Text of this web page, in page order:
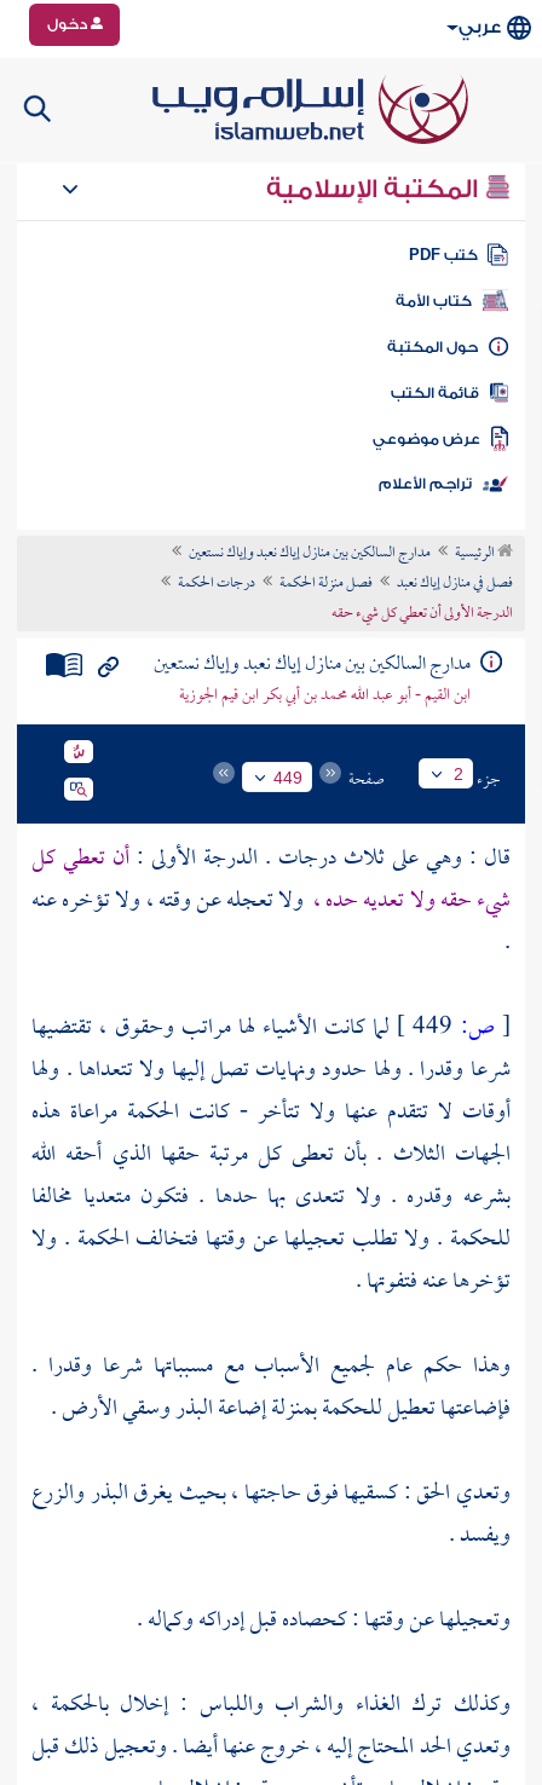
عربي دخول
المكتبة الإسلامية
كتب PDF
كتاب الأمة
المكتبة
الكتب
موضوعي
تراجم الأعلام
الرئيسية
مدارج السالكين بين منازل إياك نعبد وإياك نستعين
فصل في منازل إياك نعبد
فصل منزلة الحكمة
درجات الحكمة
الدرجة الأولى أن تعطي كل شيء حقه
مدارج السالكين بين منازل إياك نعبد وإياك نستعين
ابن القيم - أبو عبد الله محمد بن أبي بكر ابن قيم الجوزية
جزء 2 صفحة 449
قال : وهي على ثلاث درجات . الدرجة الأولى :أن تعطي كل
شيء حقه ولا تعديه حده ، ولا تعجله عن وقته ، ولا تؤخره عنه
.
[ص:
لما كانت الأشياء لها مراتب وحقوق ، تقتضيها
شرعا وقدرا . ولها حدود ونهايات تصل إليها ولا تتعداها . ولها
أوقات لا تتقدم عنها ولا تتأخر - كانت الحكمة مراعاة هذه
الجهات الثلاث . بأن تعطى كل مرتبة حقها الذي أحقه الله
بشرعه وقدره . ولا تتعدى بها حدها . فتكون متعديا مخالفا
للحكمة . ولا تطلب تعجيلها عن وقتها فتخالف الحكمة . ولا
تؤخرها عنه فتفوتها .
وهذا حكم عام لجميع الأسباب مع مسبباتها شرعا وقدرا .
فإضاعتها تعطيل للحكمة بمنزلة إضاعة البذر وسقي الأرض .
وتعدي الحق : كسقيها فوق حاجتها ، بحيث يغرق البذر والزرع
ويفسد .
وتعجيلها عن وقتها : كحصاده قبل إدراكه وكماله .
وكذلك ترك الغذاء والشراب واللباس : إخلال بالحكمة ،
وتعدي الحد المحتاج إليه ، خروج عنها أيضا . وتعجيل ذلك قبل